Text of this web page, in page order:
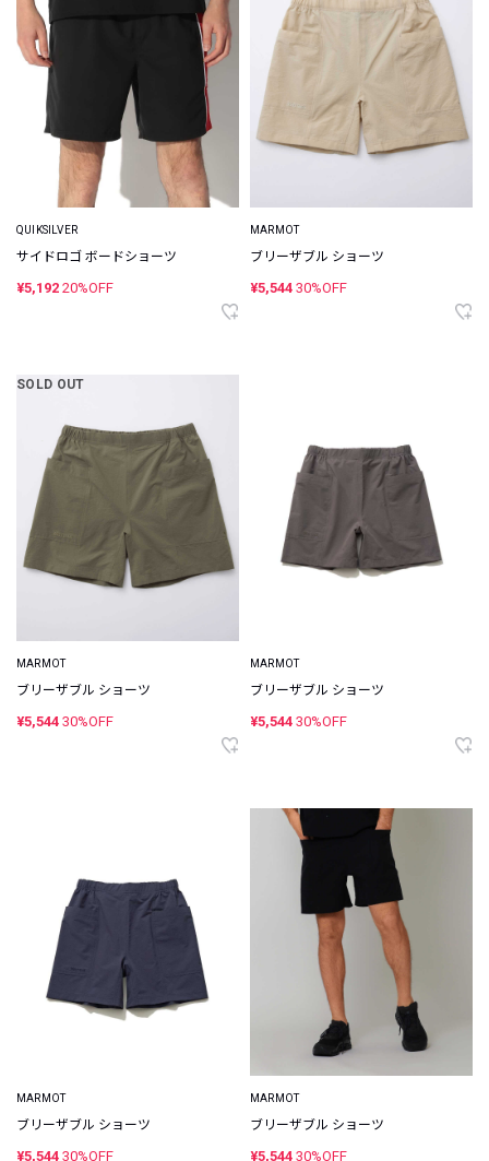
QUIKSILVER
サイドロゴ ボードショーツ
¥5,192 20%OFF
MARMOT
ブリーザブル ショーツ
¥5,544 30%OFF
SOLD OUT
MARMOT
ブリーザブル ショーツ
¥5,544 30%OFF
MARMOT
ブリーザブル ショーツ
¥5,544 30%OFF
MARMOT
ブリーザブル ショーツ
¥5,544 30%OFF
MARMOT
ブリーザブル ショーツ
¥5,544 30%OFF